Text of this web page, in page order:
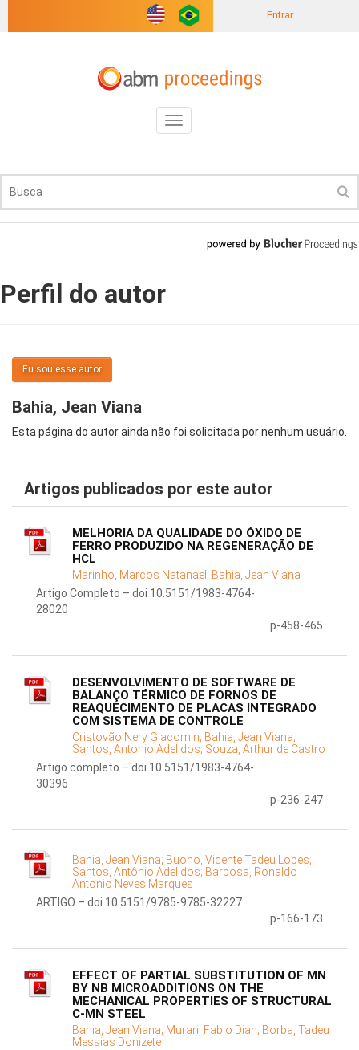
Entrar
Toggle
navigation
Perfil do autor
Eu sou esse autor
Bahia, Jean Viana
Esta página do autor ainda não foi solicitada por nenhum usuário.
Artigos publicados por este autor
MELHORIA DA QUALIDADE DO ÓXIDO DE
FERRO PRODUZIDO NA REGENERAÇÃO DE
HCL
Marinho, Marcos Natanael; Bahia, Jean Viana
Artigo Completo – doi 10.5151/1983-4764-
28020
p-458-465
DESENVOLVIMENTO DE SOFTWARE DE
BALANÇO TÉRMICO DE FORNOS DE
REAQUECIMENTO DE PLACAS INTEGRADO
COM SISTEMA DE CONTROLE
Cristovão Nery Giacomin; Bahia, Jean Viana;
Santos, Antonio Adel dos; Souza, Arthur de Castro
Artigo completo – doi 10.5151/1983-4764-
30396
p-236-247
Bahia, Jean Viana; Buono, Vicente Tadeu Lopes;
Santos, Antônio Adel dos; Barbosa, Ronaldo
Antonio Neves Marques
ARTIGO – doi 10.5151/9785-9785-32227
p-166-173
EFFECT OF PARTIAL SUBSTITUTION OF MN
BY NB MICROADDITIONS ON THE
MECHANICAL PROPERTIES OF STRUCTURAL
C-MN STEEL
Bahia, Jean Viana; Murari, Fabio Dian; Borba, Tadeu
Messias Donizete